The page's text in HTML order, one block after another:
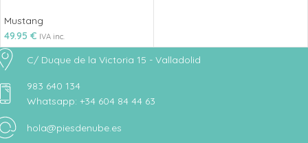
Mustang
49.95 € IVA inc.
C/ Duque de la Victoria 15 - Valladolid
983 640 134
Whatsapp: +34 604 84 44 63
hola@piesdenube.es